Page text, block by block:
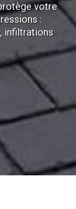
votre
:
infiltrations